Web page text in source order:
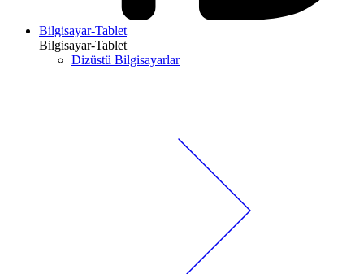
Bilgisayar-Tablet
Bilgisayar-Tablet
Dizüstü Bilgisayarlar